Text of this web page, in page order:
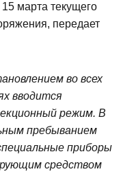
марта текущего
передает
во всех
вводится
режим. В
пребыванием
приборы
средством